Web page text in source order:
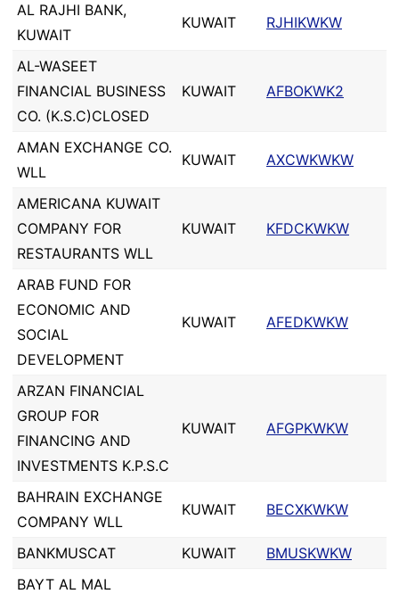
AL RAJHI BANK,
KUWAIT
KUWAIT RJHIKWKW
AL-WASEET
FINANCIAL BUSINESS
CO. (K.S.C)CLOSED
KUWAIT AFBOKWK2
AMAN EXCHANGE CO.
WLL
KUWAIT AXCWKWKW
AMERICANA KUWAIT
COMPANY FOR
RESTAURANTS WLL
KUWAIT KFDCKWKW
ARAB FUND FOR
ECONOMIC AND
SOCIAL
DEVELOPMENT
KUWAIT AFEDKWKW
ARZAN FINANCIAL
GROUP FOR
FINANCING AND
INVESTMENTS K.P.S.C
KUWAIT AFGPKWKW
BAHRAIN EXCHANGE
COMPANY WLL
KUWAIT BECXKWKW
BANKMUSCAT KUWAIT
BMUSKWKW
BAYT AL MAL